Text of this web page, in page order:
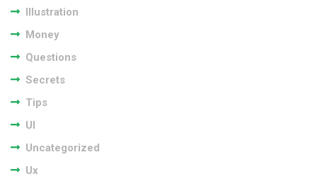
Illustration
Money
Questions
Secrets
Tips
UI
Uncategorized
Ux